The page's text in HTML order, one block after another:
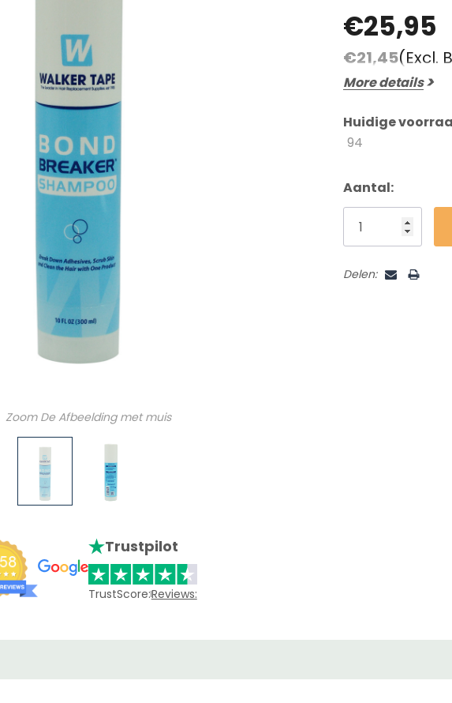
Aanvraagformulier
Beoordelingen En Getuigenissen
Verzending En Retourneren
Zoom De Afbeelding met muis
Trustpilot
TrustScore:Reviews:
€25,95
€21,45(Excl.
More details
Huidige
94
Aantal:
Delen: